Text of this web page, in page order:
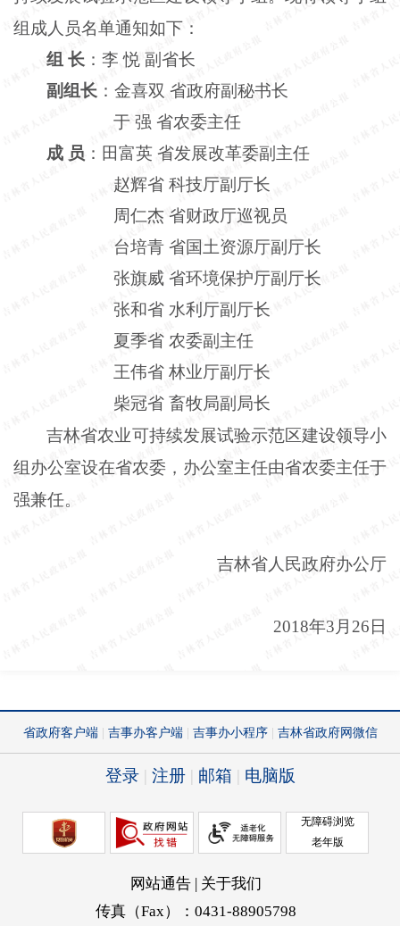
组成人员名单通知如下：
组 长 ：李 悦 副省长
副组长 ：金喜双 省政府副秘书长
于 强 省农委主任
成 员 ：田富英 省发展改革委副主任
赵辉省 科技厅副厅长
周仁杰 省财政厅巡视员
台培青 省国土资源厅副厅长
张旗威 省环境保护厅副厅长
张和省 水利厅副厅长
夏季省 农委副主任
王伟省 林业厅副厅长
柴冠省 畜牧局副局长
吉林省农业可持续发展试验示范区建设领导小
组办公室设在省农委，办公室主任由省农委主任于
强兼任。
吉林省人民政府办公厅
2018年3月26日